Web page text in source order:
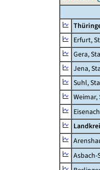
Erfurt,
Gera,
Jena,
Suhl,
Weimar,
Asbach-